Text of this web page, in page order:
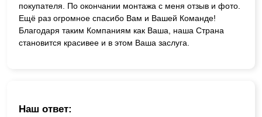
покупателя. По окончании монтажа с меня отзыв и фото.
Ещё раз огромное спасибо Вам и Вашей Команде!
Благодаря таким Компаниям как Ваша, наша Страна
становится красивее и в этом Ваша заслуга.
Наш ответ: